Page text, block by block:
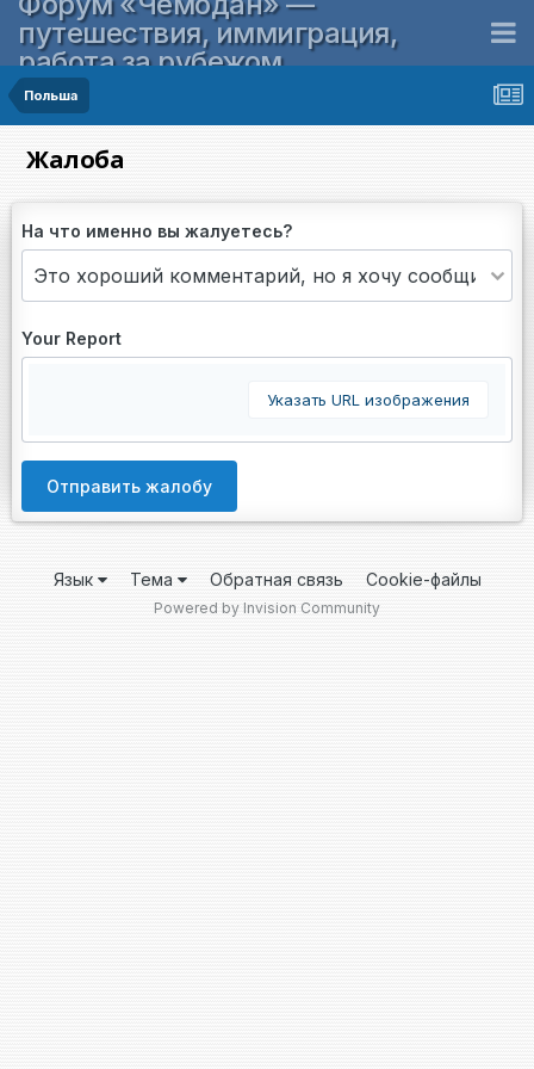
путешествия, иммиграция,
работа за рубежом
Польша
Жалоба
На что именно вы жалуетесь?
Your Report
Указать URL изображения
Отправить жалобу
Язык Тема Обратная связь Cookie-файлы
Powered by Invision Community